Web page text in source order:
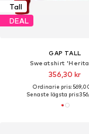
Tall
DEAL
GAP TALL
Sweatshirt
356,30 kr
Ordinarie pris:
Senaste lägsta pris: